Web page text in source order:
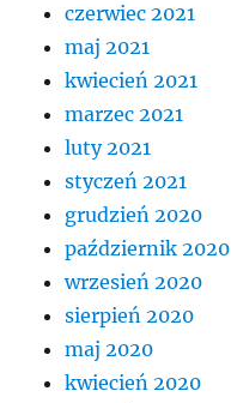
czerwiec 2021
maj 2021
kwiecień 2021
marzec 2021
luty 2021
styczeń 2021
grudzień 2020
październik 2020
wrzesień 2020
sierpień 2020
maj 2020
kwiecień 2020